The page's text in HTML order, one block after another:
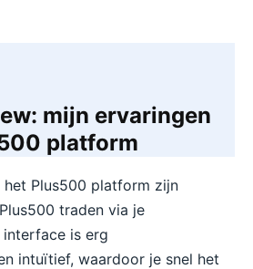
mijn ervaringen
platform
het Plus500 platform zijn
traden via je
is erg
intuïtief, waardoor je snel het